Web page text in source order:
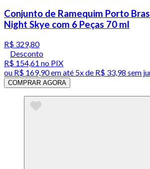
Conjunto de Ramequim Porto
Night Skye com 6 Peças 70 ml
R$ 329,80
Desconto
R$ 154,61 no PIX
ou R$ 169,90em até 5x de R$ 33,98 sem
COMPRAR AGORA